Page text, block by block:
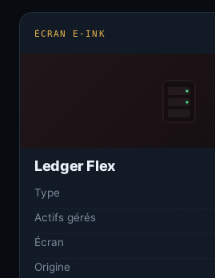
ÉCRAN E-INK
Ledger Flex
Type
Actifs gérés
Écran
Origine